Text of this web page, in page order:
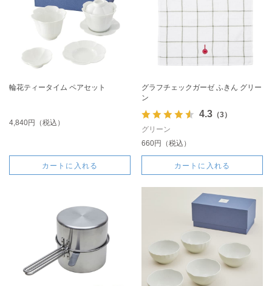
輪花ティータイム ペアセット
4,840円（税込）
カートに入れる
グラフチェックガーゼ ふきん グリー
ン
4.3（3）
グリーン
660円（税込）
カートに入れる